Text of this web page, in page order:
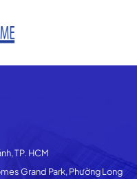
TP. HCM
Grand Park, Phường Long